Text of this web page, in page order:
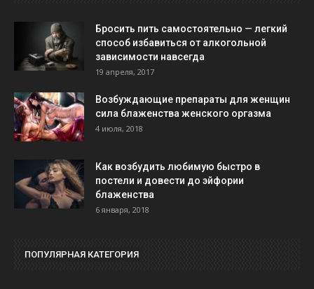
Бросить пить самостоятельно — легкий
способ избавиться от алкогольной
зависимости навсегда
19 апреля, 2017
Возбуждающие препараты для женщин
сила блаженства женского оргазма
4 июля, 2018
Как возбудить любимую быстро в
постели и довести до эйфории
блаженства
6 января, 2018
ПОПУЛЯРНАЯ КАТЕГОРИЯ